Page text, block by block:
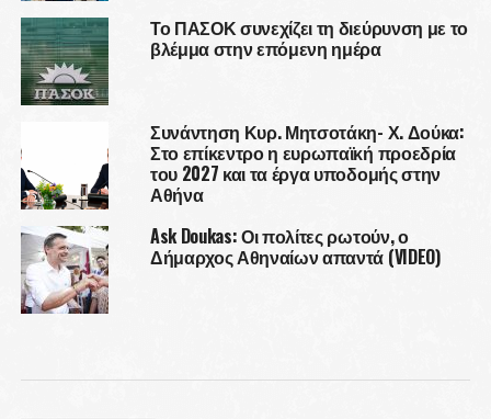
Το ΠΑΣΟΚ συνεχίζει τη διεύρυνση με το
βλέμμα στην επόμενη ημέρα
Συνάντηση Κυρ. Μητσοτάκη- Χ. Δούκα:
Στο επίκεντρο η ευρωπαϊκή προεδρία
του 2027 και τα έργα υποδομής στην
Αθήνα
Ask Doukas: Οι πολίτες ρωτούν, ο
Δήμαρχος Αθηναίων απαντά (VIDEO)